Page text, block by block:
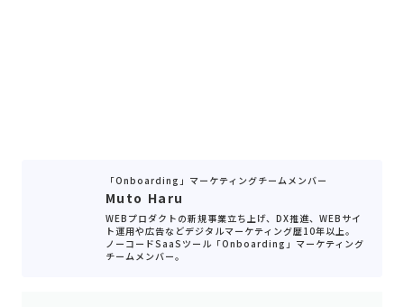
「Onboarding」マーケティングチームメンバー
Muto Haru
WEBプロダクトの新規事業立ち上げ、DX推進、WEBサイ
ト運用や広告などデジタルマーケティング歴10年以上。
ノーコードSaaSツール「Onboarding」マーケティング
チームメンバー。